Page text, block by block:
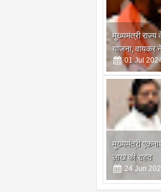
मुख्यमंत्री राज्य
योजना, वायकर
01 Jul
मुख्यमंत्री
लाख की राहत
24 Jun